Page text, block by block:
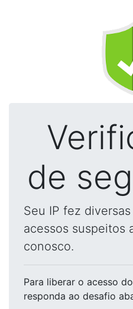
de
Seu IP fez
acessos suspeitos
conosco.
Para liberar o acesso
responda ao desafio